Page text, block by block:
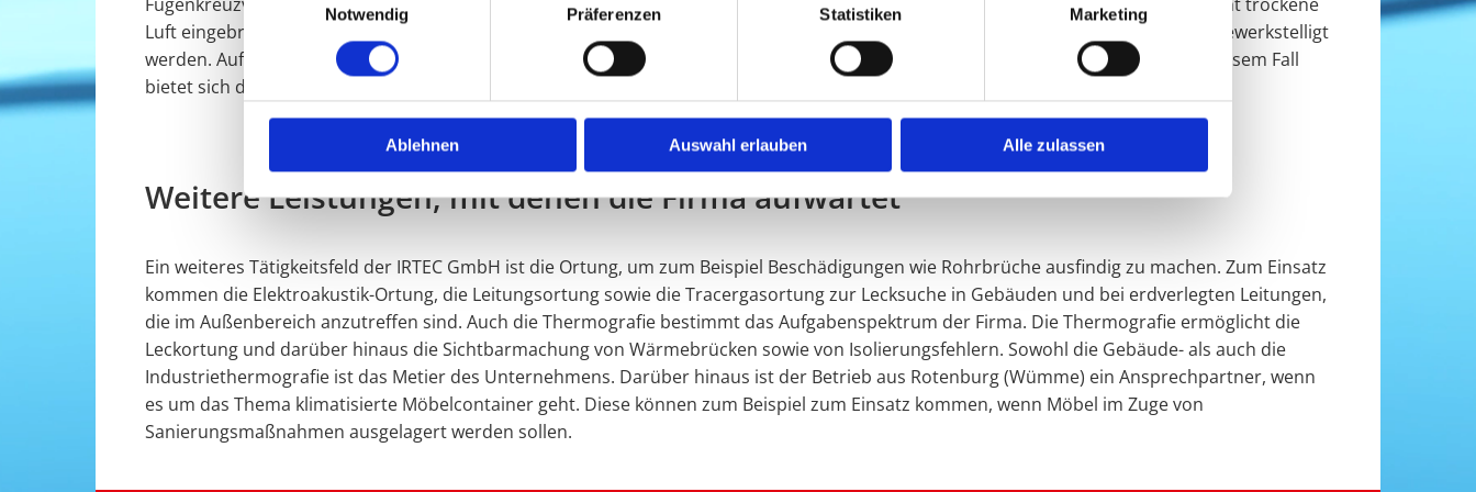
Notwendig
Präferenzen Statistiken Marketing
Ablehnen Auswahl erlauben Alle zulassen
Luft eingebracht wird. Gegebenenfalls kann die Trocknung der Dämmschicht auch unter Anwendung des Fugendüsenverfahrens bewerkstelligt
werden. Auf der Suche nach einer Möglichkeit, die Bauabwicklung zu beschleunigen oder Verzögerungen zu vermeiden? Auch in diesem Fall
bietet sich die Trocknung beziehungsweise die Ventilation an.
Weitere Leistungen, mit denen die Firma aufwartet
Ein weiteres Tätigkeitsfeld der IRTEC GmbH ist die Ortung, um zum Beispiel Beschädigungen wie Rohrbrüche ausfindig zu machen. Zum Einsatz
kommen die Elektroakustik-Ortung, die Leitungsortung sowie die Tracergasortung zur Lecksuche in Gebäuden und bei erdverlegten Leitungen,
die im Außenbereich anzutreffen sind. Auch die Thermografie bestimmt das Aufgabenspektrum der Firma. Die Thermografie ermöglicht die
Leckortung und darüber hinaus die Sichtbarmachung von Wärmebrücken sowie von Isolierungsfehlern. Sowohl die Gebäude- als auch die
Industriethermografie ist das Metier des Unternehmens. Darüber hinaus ist der Betrieb aus Rotenburg (Wümme) ein Ansprechpartner, wenn
es um das Thema klimatisierte Möbelcontainer geht. Diese können zum Beispiel zum Einsatz kommen, wenn Möbel im Zuge von
Sanierungsmaßnahmen ausgelagert werden sollen.